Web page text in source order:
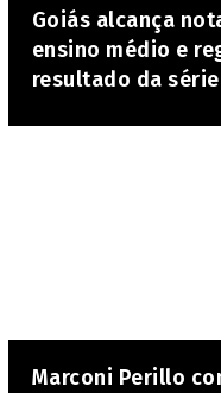
Goiás alcança
ensino médio e
resultado da
Marconi Perillo